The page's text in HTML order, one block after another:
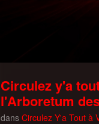
Circulez y'a
l'Arboretum
dans Circulez Y'a Tout à